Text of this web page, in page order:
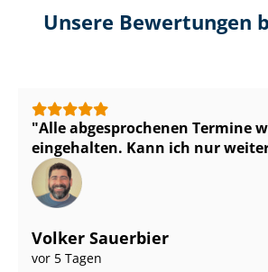
Unsere Bewertungen
Alle abgesprochenen Termine
eingehalten. Kann ich nur
Volker Sauerbier
vor 5 Tagen